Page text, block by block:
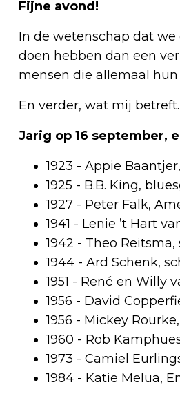
Fijne avond!
In de wetenschap dat we
doen hebben dan een
mensen die allemaal
En verder, wat mij
Jarig op 16 september,
1923 - Appie
1925 - B.B. King,
1927 - Peter Falk,
1941 - Lenie ’t Hart
1942 - Theo
1944 - Ard Schenk,
1951 - René en Willy
1956 - David
1956 - Mickey
1960 - Rob
1973 - Camiel
1984 - Katie Melua,